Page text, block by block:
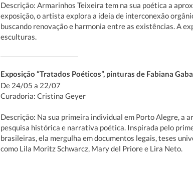
Descrição: Armarinhos Teixeira tem na sua poética a
exposição, o artista explora a ideia de interconexão
buscando renovação e harmonia entre as existências. A
esculturas.
Exposição “Tratados Poéticos”, pinturas de Fabiana
De 24/05 a 22/07
Curadoria: Cristina Geyer
Descrição: Na sua primeira individual em Porto Alegre, a
pesquisa histórica e narrativa poética. Inspirada pelo
brasileiras, ela mergulha em documentos legais, teses
como Lila Moritz Schwarcz, Mary del Priore e Lira Neto.